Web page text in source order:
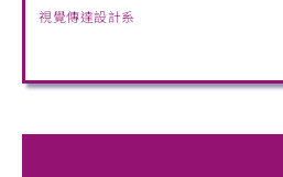
視覺傳達設計系